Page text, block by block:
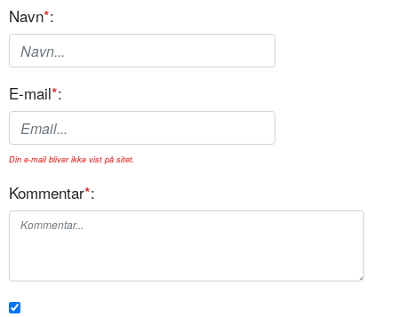
Navn*:
E-mail*:
Din e-mail bliver ikke vist på sitet.
Kommentar*: